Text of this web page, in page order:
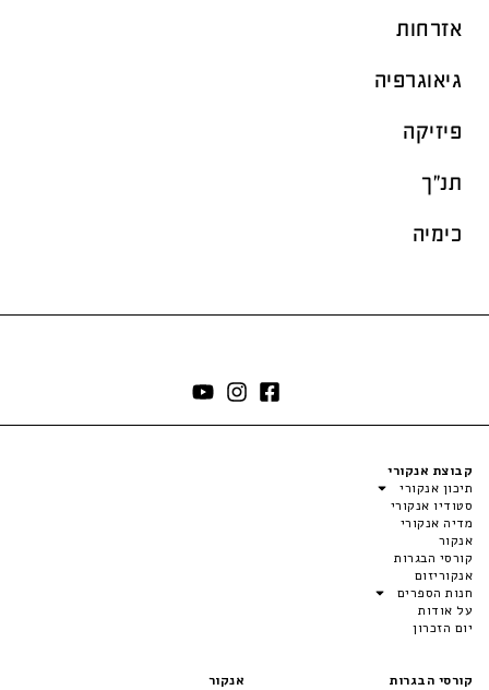
אזרחות
גיאוגרפיה
פיזיקה
תנ"ך
כימיה
קבוצת אנקורי
תיכון אנקורי
סטודיו אנקורי
מדיה אנקורי
אנקור
קורסי הבגרות
אנקוריזום
חנות הספרים
על אודות
יום הזכרון
קורסי הבגרות
אנקור